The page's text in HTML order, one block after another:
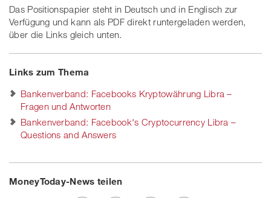
Das Positionspapier steht in Deutsch und in Englisch zur
Verfügung und kann als PDF direkt runtergeladen werden,
über die Links gleich unten.
Links zum Thema
Bankenverband: Facebooks Kryptowährung Libra –
Fragen und Antworten
Bankenverband: Facebook's Cryptocurrency Libra –
Questions and Answers
MoneyToday-News teilen